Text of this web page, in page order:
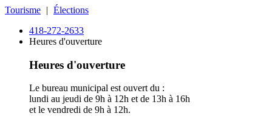
Tourisme | Élections
418-272-2633
Heures d'ouverture
Heures d'ouverture
Le bureau municipal est ouvert du :
lundi au jeudi de 9h à 12h et de 13h à 16h
et le vendredi de 9h à 12h.